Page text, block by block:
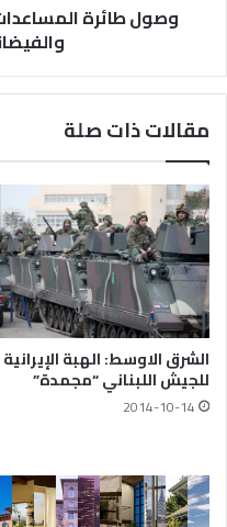
وصول طائرة
مقالات ذات صلة
الشرق الاوسط: الهبة الإيرانية
للجيش اللبناني “مجمدة”
2014-10-14